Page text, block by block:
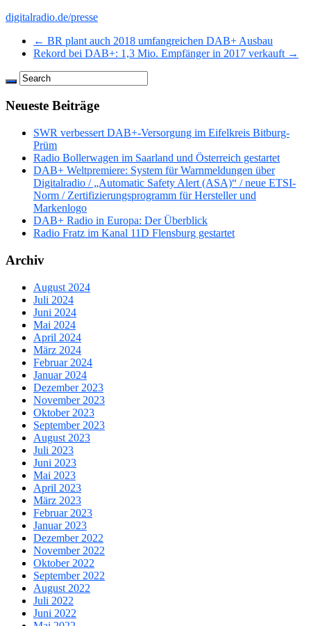
digitalradio.de/presse
← BR plant auch 2018 umfangreichen DAB+ Ausbau
Rekord bei DAB+: 1,3 Mio. Empfänger in 2017 verkauft →
Neueste Beiträge
SWR verbessert DAB+-Versorgung im Eifelkreis Bitburg-
Prüm
Radio Bollerwagen im Saarland und Österreich gestartet
DAB+ Weltpremiere: System für Warnmeldungen über
Digitalradio / „Automatic Safety Alert (ASA)“ / neue ETSI-
Norm / Zertifizierungsprogramm für Hersteller und
Markenlogo
DAB+ Radio in Europa: Der Überblick
Radio Fratz im Kanal 11D Flensburg gestartet
Archiv
August 2024
Juli 2024
Juni 2024
Mai 2024
April 2024
März 2024
Februar 2024
Januar 2024
Dezember 2023
November 2023
Oktober 2023
September 2023
August 2023
Juli 2023
Juni 2023
Mai 2023
April 2023
März 2023
Februar 2023
Januar 2023
Dezember 2022
November 2022
Oktober 2022
September 2022
August 2022
Juli 2022
Juni 2022